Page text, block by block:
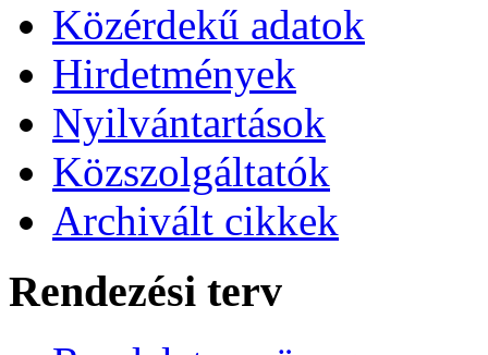
Közérdekű adatok
Hirdetmények
Nyilvántartások
Közszolgáltatók
Archivált cikkek
Rendezési terv